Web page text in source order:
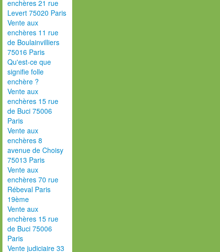
enchères 21 rue
Levert 75020 Paris
Vente aux
enchères 11 rue
de Boulainvilliers
75016 Paris
Qu'est-ce que
signifie folle
enchère ?
Vente aux
enchères 15 rue
de Buci 75006
Paris
Vente aux
enchères 8
avenue de Choisy
75013 Paris
Vente aux
enchères 70 rue
Rébeval Paris
19ème
Vente aux
enchères 15 rue
de Buci 75006
Paris
Vente judiciaire 33